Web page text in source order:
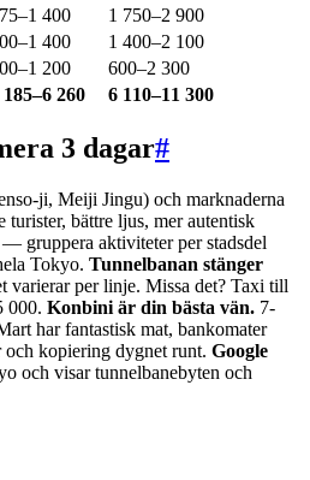
400
1 750–2 900
400
1 400–2 100
200
600–2 300
185–6 260 6 110–11 300
3 dagar#
ji, Meiji Jingu) och marknaderna
bättre ljus, mer autentisk
— gruppera aktiviteter per stadsdel
Tokyo. Tunnelbanan stänger
varierar per linje. Missa det? Taxi till
000. Konbini är din bästa vän. 7-
har fantastisk mat, bankomater
kopiering dygnet runt. Google
och visar tunnelbanebyten och